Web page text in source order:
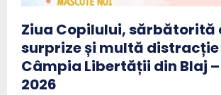
Ziua Copilului, sărbătorită
surprize și multă distracție
Câmpia Libertății din Blaj –
2026